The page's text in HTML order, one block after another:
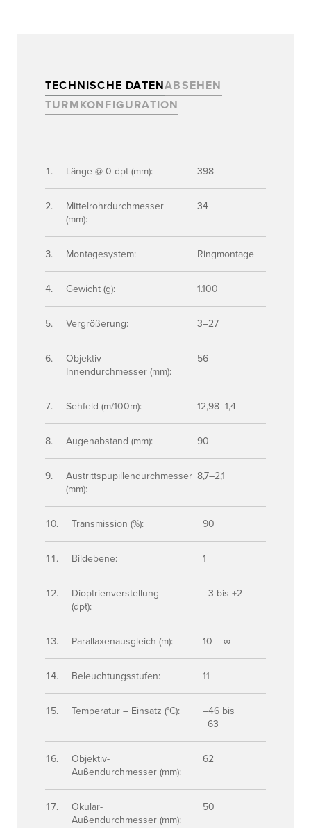
TECHNISCHE DATENABSEHEN
TURMKONFIGURATION
Länge @ 0 dpt (mm): 398
Mittelrohrdurchmesser
(mm):
34
Montagesystem: Ringmontage
Gewicht (g): 1.100
Vergrößerung: 3–27
Objektiv-
Innendurchmesser (mm):
56
Sehfeld (m/100m): 12,98–1,4
Augenabstand (mm): 90
Austrittspupillendurchmesser
(mm):
8,7–2,1
Transmission (%): 90
Bildebene: 1
Dioptrienverstellung
(dpt):
–3 bis +2
Parallaxenausgleich (m): 10 – ∞
Beleuchtungsstufen: 11
Temperatur – Einsatz (°C):
–46 bis
+63
Objektiv-
Außendurchmesser (mm):
62
Okular-
Außendurchmesser (mm):
50